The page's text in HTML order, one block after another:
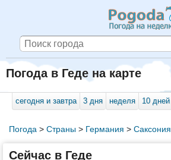
Погода в Геде на карте
сегодня и завтра 3 дня неделя 10 дней
Погода > Страны> Германия > Саксония
Сейчас в Геде